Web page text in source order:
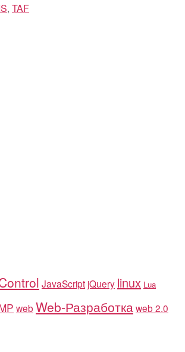
, TAF
JavaScript jQuery linux Lua
web Web-Разработкаweb 2.0